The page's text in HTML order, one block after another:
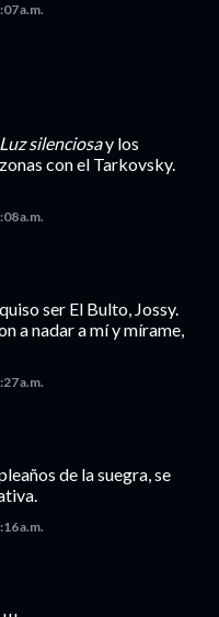
a.m.
Luz silenciosay los
con el Tarkovsky.
a.m.
ser El Bulto, Jossy.
a nadar a mí y mírame,
a.m.
de la suegra, se
a.m.